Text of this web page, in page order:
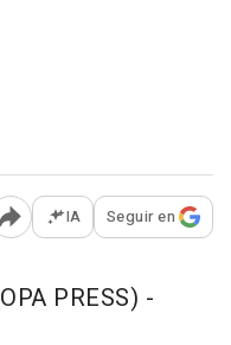
Abrir opciones para
IA Seguir en
PRESS) -